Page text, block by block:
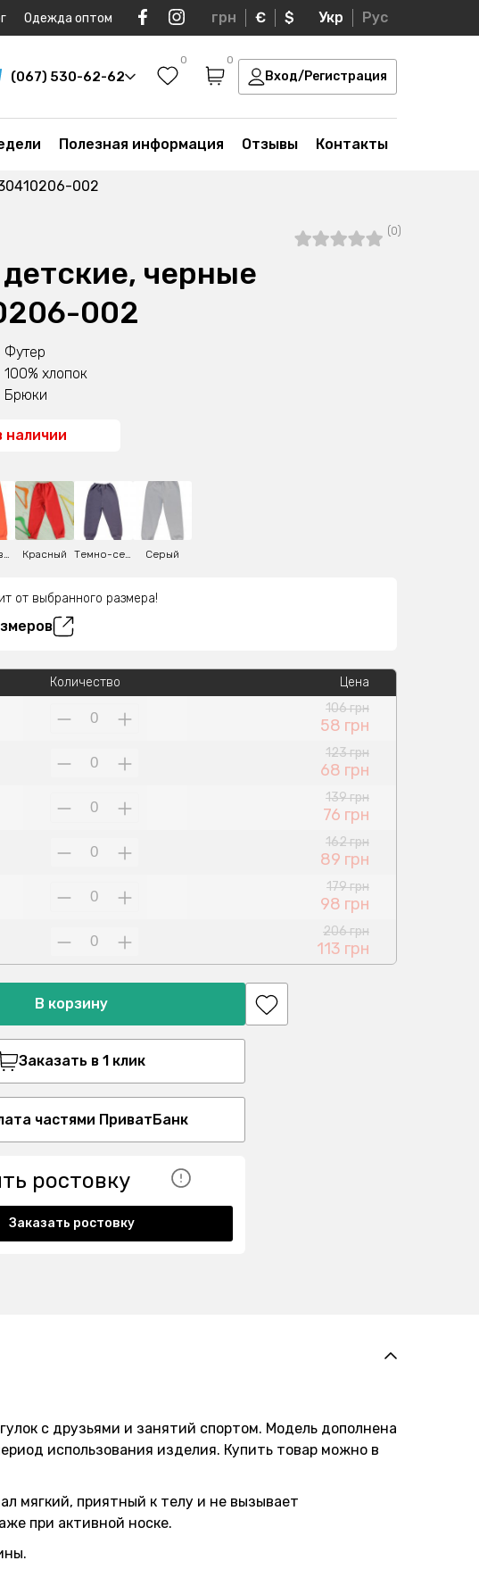
Одежда оптом грн € $ Укр Рус
(067) 530-62-62
0 0
Вход/Регистрация
Полезная информация Отзывы Контакты
002
(0)
черные
002
Футер
100% хлопок
Брюки
наличии
Оранжевый Красный Темно-серый Серый
от выбранного размера!
Количество
Цена
106 грн
58 грн
123 грн
68 грн
139 грн
76 грн
162 грн
89 грн
179 грн
98 грн
206 грн
113 грн
В корзину
Заказать в 1 клик
частями ПриватБанк
ростовку
Заказать ростовку
с друзьями и занятий спортом. Модель дополнена
использования изделия. Купить товар можно в
мягкий, приятный к телу и не вызывает
при активной носке.